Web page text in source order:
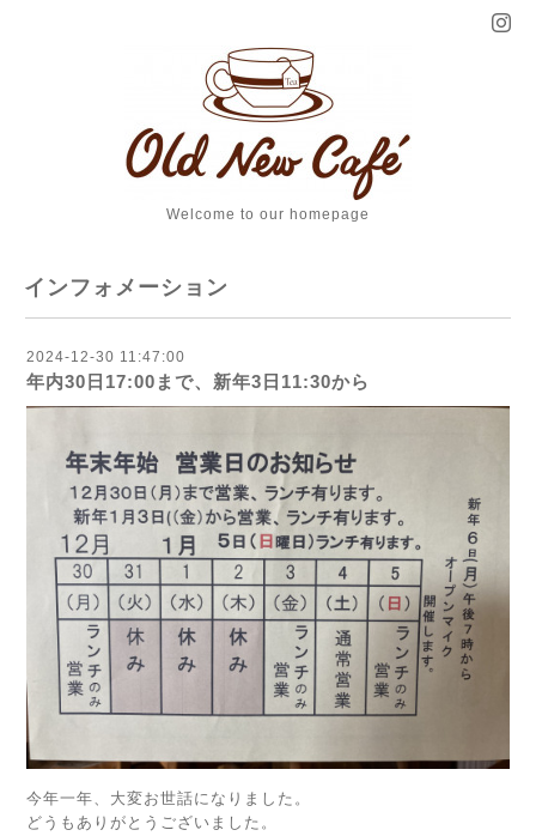
Welcome to our homepage
インフォメーション
2024-12-30 11:47:00
年内30日17:00まで、新年3日11:30から
今年一年、大変お世話になりました。
どうもありがとうございました。